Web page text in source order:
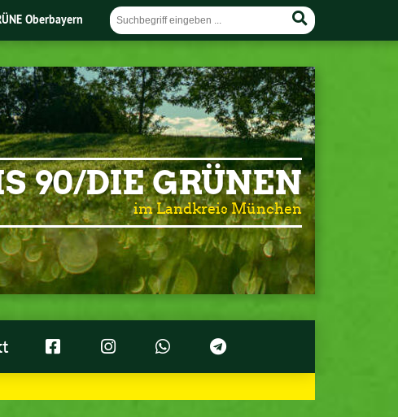
Oberbayern
90/DIE GRÜNEN
im Landkreis München